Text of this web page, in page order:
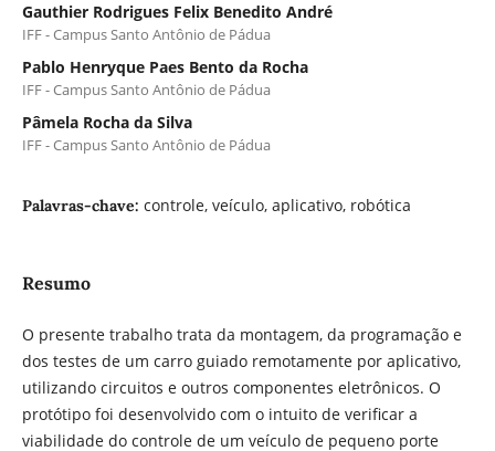
Gauthier Rodrigues Felix Benedito André
IFF - Campus Santo Antônio de Pádua
Pablo Henryque Paes Bento da Rocha
IFF - Campus Santo Antônio de Pádua
Pâmela Rocha da Silva
IFF - Campus Santo Antônio de Pádua
Palavras-chave: controle, veículo, aplicativo, robótica
Resumo
O presente trabalho trata da montagem, da programação e
dos testes de um carro guiado remotamente por aplicativo,
utilizando circuitos e outros componentes eletrônicos. O
protótipo foi desenvolvido com o intuito de verificar a
viabilidade do controle de um veículo de pequeno porte